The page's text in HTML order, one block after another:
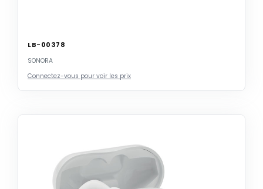
LB-00378
SONORA
Connectez-vous pour voir les prix